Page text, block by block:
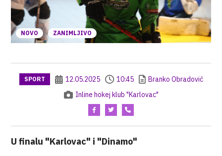
NOVO ZANIMLJIVO
SPORT 12.05.2025 10:45
Branko Obradović
Inline hokej klub "Karlovac"
U finalu "Karlovac" i "Dinamo"